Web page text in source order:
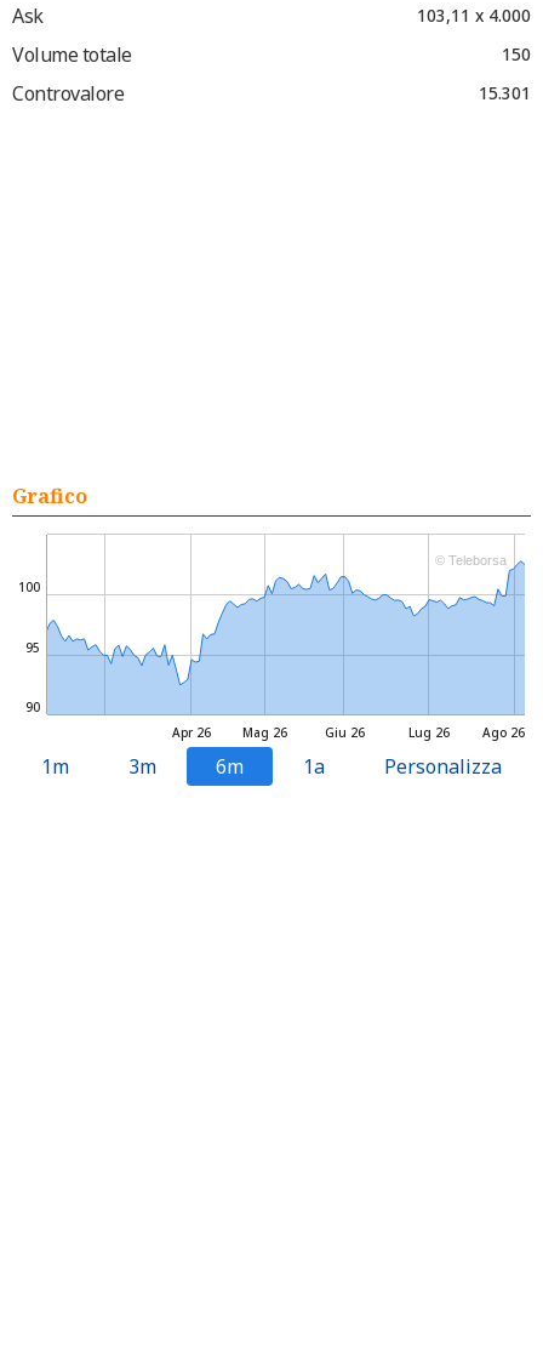
Ask 103,11 x 4.000
Volume totale 150
Controvalore 15.301
Grafico
Mag 26 Lug 26
Apr 26 Giu 26 Ago 26
90
95
100
© Teleborsa
1m 3m 6m 1a Personalizza